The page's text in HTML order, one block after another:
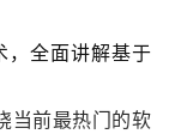
全面讲解基于
当前最热门的软